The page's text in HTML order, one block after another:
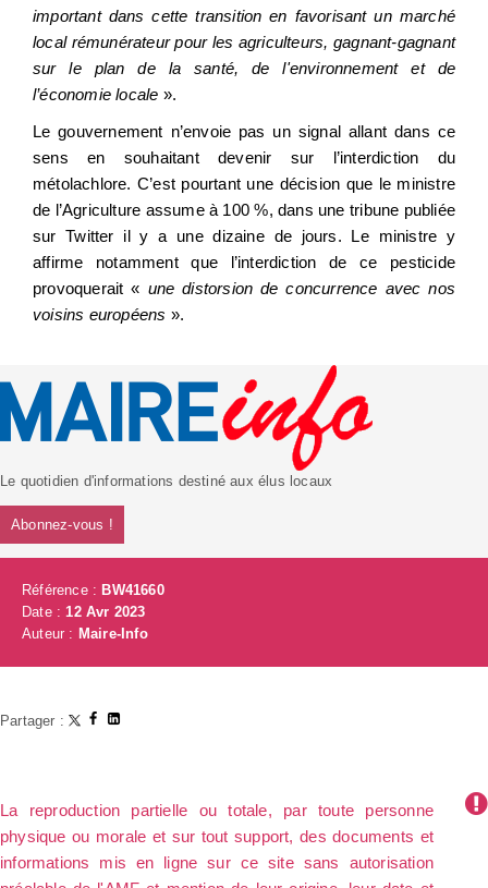
important dans cette transition en favorisant un marché
local rémunérateur pour les agriculteurs, gagnant-gagnant
sur le plan de la santé, de l'environnement et de
l’économie locale ».
Le gouvernement n’envoie pas un signal allant dans ce
sens en souhaitant devenir sur l’interdiction du
métolachlore. C’est pourtant une décision que le ministre
de l’Agriculture assume à 100 %, dans une tribune publiée
sur Twitter il y a une dizaine de jours. Le ministre y
affirme notamment que l’interdiction de ce pesticide
provoquerait « une distorsion de concurrence avec nos
voisins européens ».
Le quotidien d'informations destiné aux élus locaux
Abonnez-vous !
Référence : BW41660
Date : 12 Avr 2023
Auteur : Maire-Info
Partager :
La reproduction partielle ou totale, par toute personne
physique ou morale et sur tout support, des documents et
informations mis en ligne sur ce site sans autorisation